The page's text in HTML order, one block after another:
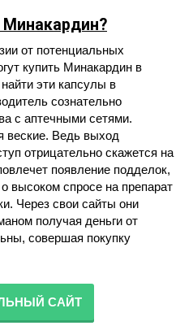
Минакардин?
от потенциальных
купить Минакардин в
эти капсулы в
сознательно
с аптечными сетями.
веские. Ведь выход
отрицательно скажется на
появление подделок,
высоком спросе на препарат
Через свои сайты они
получая деньги от
совершая покупку
САЙТ